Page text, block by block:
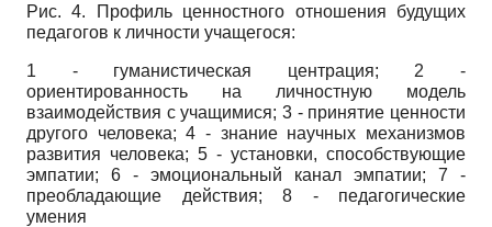
Рис. 4. Профиль ценностного отношения будущих
педагогов к личности учащегося:
1 - гуманистическая центрация; 2 -
ориентированность на личностную модель
взаимодействия с учащимися; 3 - принятие ценности
другого человека; 4 - знание научных механизмов
развития человека; 5 - установки, способствующие
эмпатии; 6 - эмоциональный канал эмпа­тии; 7 -
преобладающие действия; 8 - педагогические
умения